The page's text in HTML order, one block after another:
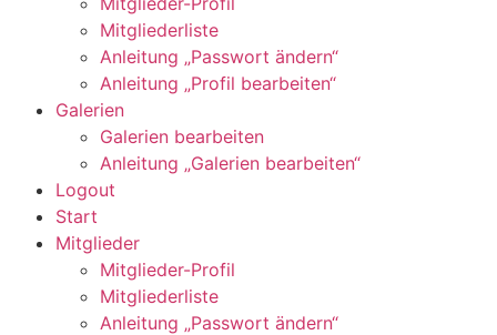
Mitgliederliste
Anleitung „Passwort ändern“
Anleitung „Profil bearbeiten“
Galerien
Galerien bearbeiten
Anleitung „Galerien bearbeiten“
Logout
Start
Mitglieder
Mitglieder-Profil
Mitgliederliste
Anleitung „Passwort ändern“